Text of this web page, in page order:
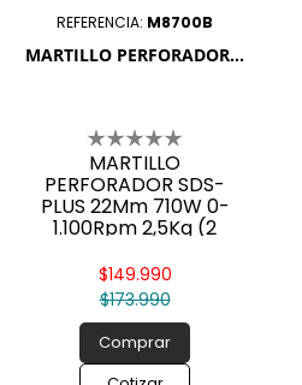
REFERENCIA: M8700B
MARTILLO PERFORADOR...
MARTILLO
PERFORADOR SDS-
PLUS 22Mm 710W 0-
1.100Rpm 2,5Kg (2
$173.990
$149.990
Comprar